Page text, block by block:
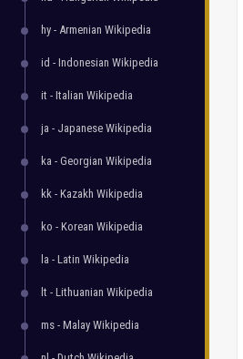
hy - Armenian Wikipedia
id - Indonesian Wikipedia
it - Italian Wikipedia
ja - Japanese Wikipedia
ka - Georgian Wikipedia
kk - Kazakh Wikipedia
ko - Korean Wikipedia
la - Latin Wikipedia
lt - Lithuanian Wikipedia
ms - Malay Wikipedia